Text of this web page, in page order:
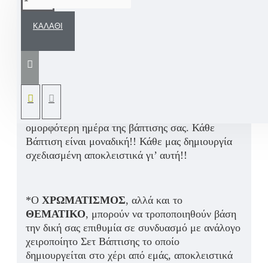
ΚΑΛΆΘΙ
ανάλογο βαμβακερό ύφασμα του βαπτιστικού
ομορφότερη ημέρα της βάπτισης σας. Κάθε
Βάπτιση είναι μοναδική!! Κάθε μας δημιουργία
σχεδιασμένη αποκλειστικά γι’ αυτή!!
*Ο ΧΡΩΜΑΤΙΣΜΟΣ, αλλά και το
ΘΕΜΑΤΙΚΟ, μπορούν να τροποποιηθούν βάση
την δική σας επιθυμία σε συνδυασμό με ανάλογο
χειροποίητο Σετ Βάπτισης το οποίο
δημιουργείται στο χέρι από εμάς, αποκλειστικά